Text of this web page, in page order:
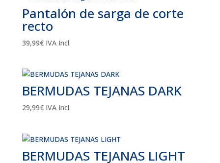
Pantalón de sarga de corte
recto
39,99€ IVA Incl.
BERMUDAS TEJANAS DARK
29,99€ IVA Incl.
BERMUDAS TEJANAS LIGHT